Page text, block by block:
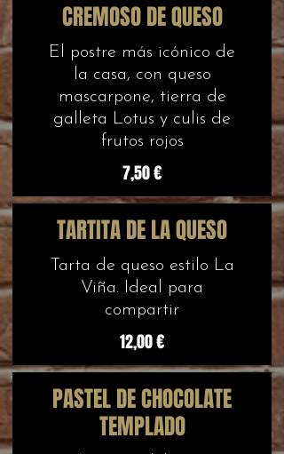
CREMOSO DE QUESO
El postre más icónico de
la casa, con queso
mascarpone, tierra de
galleta Lotus y culis de
frutos rojos
7,50 €
TARTITA DE LA QUESO
Tarta de queso estilo La
Viña. Ideal para
compartir
12,00 €
PASTEL DE CHOCOLATE
TEMPLADO